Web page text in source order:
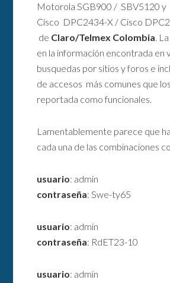
Motorola SGB900 / SBV5120 y
Cisco DPC2434-X / Cisco
de Claro/Telmex Colombia.
en la información encontrada en
busquedas por sitios y foros e
de accesos más comunes que
reportada como funcionales.
Lamentablemente parece que
cada una de las combinaciones
usuario: admin
contraseña: Swe-ty65
usuario: admin
contraseña: RdET23-10
usuario: admin